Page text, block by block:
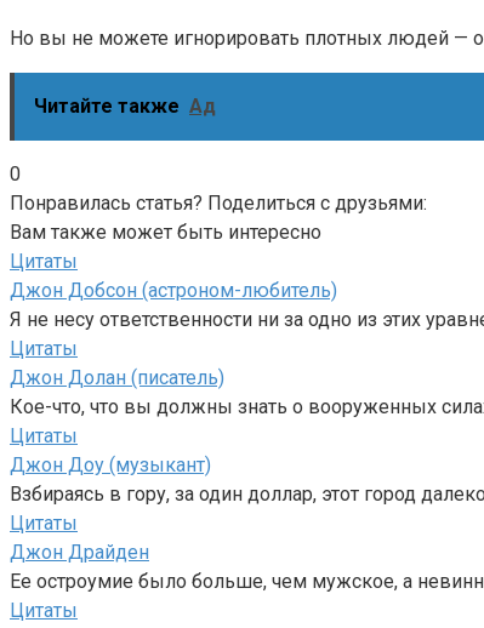
Но вы не можете игнорировать плотных людей —
Читайте также Ад
0
Понравилась статья? Поделиться с друзьями:
Вам также может быть интересно
Цитаты
Джон Добсон (астроном-любитель)
Я не несу ответственности ни за одно из этих
Цитаты
Джон Долан (писатель)
Кое-что, что вы должны знать о вооруженных
Цитаты
Джон Доу (музыкант)
Взбираясь в гору, за один доллар, этот город
Цитаты
Джон Драйден
Ее остроумие было больше, чем мужское, а
Цитаты